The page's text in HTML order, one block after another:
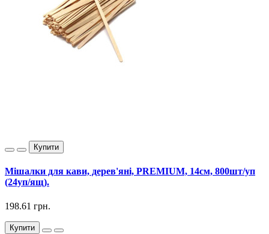
Купити
Мішалки для кави, дерев'яні, PREMIUM, 14см, 800шт/уп
(24уп/ящ).
198.61 грн.
Купити